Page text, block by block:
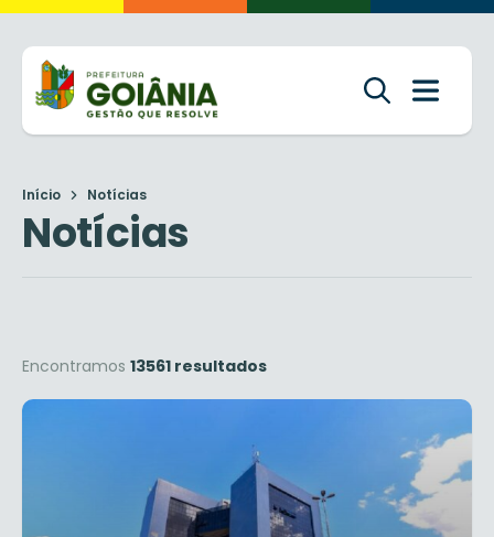
Início Notícias
Notícias
Encontramos 13561 resultados